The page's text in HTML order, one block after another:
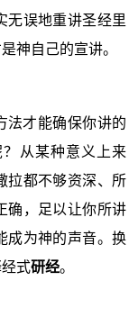
无误地重讲圣经里
神自己的宣讲。
法才能确保你讲的
从某种意义上来
拉都不够资深、所
确，足以让你所讲
成为神的声音。换
式研经。